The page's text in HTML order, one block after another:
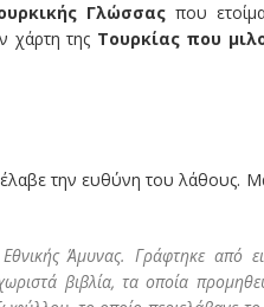
Γλώσσαςπου
χάρτη της Τουρκίας που
την ευθύνη του λάθους.
Άμυνας. Γράφτηκε από
βιβλία, τα οποία